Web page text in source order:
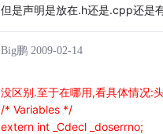
但是声明是放在.h还是.cpp还是有
Big鹏 2009-02-14
没区别.至于在哪用,看具体情况:
/* Variables */
extern int _Cdecl _doserrno;